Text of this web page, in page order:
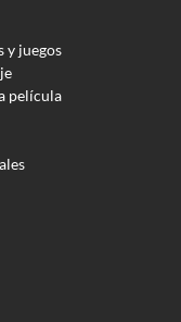
y juegos
película